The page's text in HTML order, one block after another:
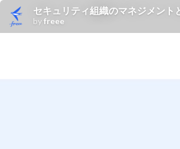
セキュリティ組織のマネジメン
byfreee